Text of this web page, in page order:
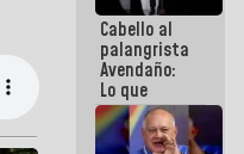
Cabello al
palangrista
Avendaño:
Lo que
vayas a
escribir